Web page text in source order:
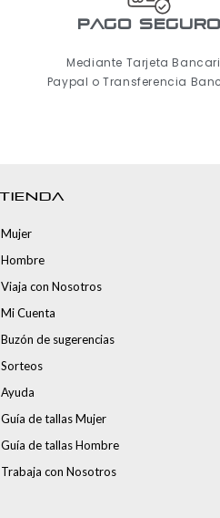
pago seguro
Mediante Tarjeta
Paypal o Transferencia
TIENDA
Mujer
Hombre
Viaja con Nosotros
Mi Cuenta
Buzón de sugerencias
Sorteos
Ayuda
Guía de tallas Mujer
Guía de tallas Hombre
Trabaja con Nosotros